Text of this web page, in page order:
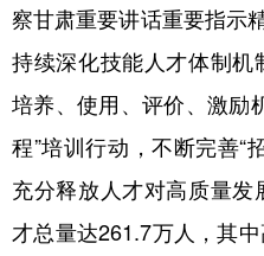
察甘肃重要讲话重要指示
持续深化技能人才体制
培养、使用、评价、激励
程”培训行动，不断完善“
充分释放人才对高质量发
才总量达261.7万人，其